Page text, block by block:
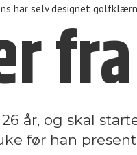
har selv designet
år, og skal
før han